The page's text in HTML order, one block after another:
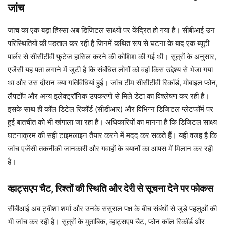
जांच
जांच का एक बड़ा हिस्सा अब डिजिटल साक्ष्यों पर केंद्रित हो गया है। सीबीआई उन
परिस्थितियों की पड़ताल कर रही है जिनमें कथित रूप से घटना के बाद एक ब्यूटी
पार्लर से सीसीटीवी फुटेज हासिल करने की कोशिश की गई थी। सूत्रों के अनुसार,
एजेंसी यह पता लगाने में जुटी है कि संबंधित लोगों को वहां किस उद्देश्य से भेजा गया
था और उस दौरान क्या गतिविधियां हुईं। जांच टीम सीसीटीवी रिकॉर्ड, मोबाइल फोन,
लैपटॉप और अन्य इलेक्ट्रॉनिक उपकरणों से मिले डेटा का विश्लेषण कर रही है।
इसके साथ ही कॉल डिटेल रिकॉर्ड (सीडीआर) और विभिन्न डिजिटल प्लेटफॉर्म पर
हुई बातचीत को भी खंगाला जा रहा है। अधिकारियों का मानना है कि डिजिटल साक्ष्य
घटनाक्रम की सही टाइमलाइन तैयार करने में मदद कर सकते हैं। यही वजह है कि
जांच एजेंसी तकनीकी जानकारी और गवाहों के बयानों का आपस में मिलान कर रही
है।
व्हाट्सएप चैट, रिश्तों की स्थिति और देरी से सूचना देने पर फोकस
सीबीआई अब ट्वीशा शर्मा और उनके ससुराल पक्ष के बीच संबंधों से जुड़े पहलुओं की
भी जांच कर रही है। सूत्रों के मुताबिक, व्हाट्सएप चैट, फोन कॉल रिकॉर्ड और